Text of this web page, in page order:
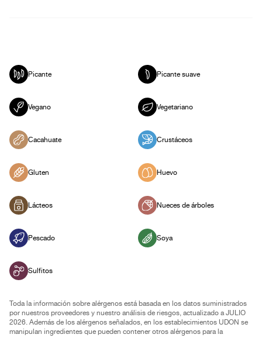
Picante Picante suave
Vegano Vegetariano
Cacahuate Crustáceos
Gluten Huevo
Lácteos Nueces de árboles
Pescado Soya
Sulfitos
Toda la información sobre alérgenos está basada en los datos suministrados
por nuestros proveedores y nuestro análisis de riesgos, actualizado a JULIO
2026. Además de los alérgenos señalados, en los establecimientos UDON se
manipulan ingredientes que pueden contener otros alérgenos para la